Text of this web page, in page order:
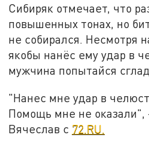
Сибиряк отмечает, что
повышенных тонах, но
не собирался. Несмотря
якобы нанёс ему удар в
мужчина попытайся
"Нанес мне удар в
Помощь мне не
Вячеслав с 72.RU.